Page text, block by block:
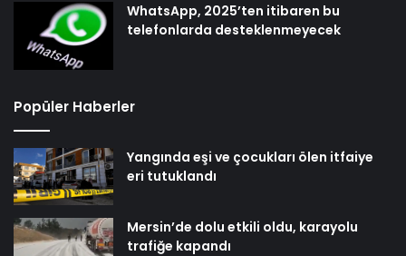
WhatsApp, 2025’ten itibaren bu
telefonlarda desteklenmeyecek
Popüler Haberler
Yangında eşi ve çocukları ölen itfaiye
eri tutuklandı
Mersin’de dolu etkili oldu, karayolu
trafiğe kapandı